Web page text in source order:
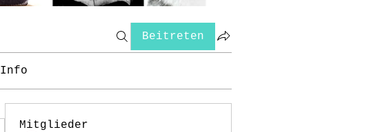
Beitreten
Info
Mitglieder